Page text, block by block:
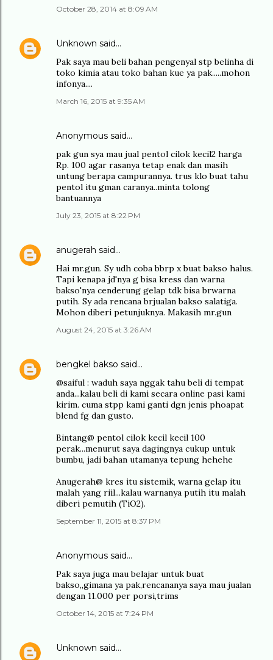
October 28, 2014 at 8:09 AM
Unknown said…
Pak saya mau beli bahan pengenyal stp belinha di
toko kimia atau toko bahan kue ya pak.....mohon
infonya....
March 16, 2015 at 9:35 AM
Anonymous said…
pak gun sya mau jual pentol cilok kecil2 harga
Rp. 100 agar rasanya tetap enak dan masih
untung berapa campurannya. trus klo buat tahu
pentol itu gman caranya..minta tolong
bantuannya
July 23, 2015 at 8:22 PM
anugerah said…
Hai mr.gun. Sy udh coba bbrp x buat bakso halus.
Tapi kenapa jd'nya g bisa kress dan warna
bakso'nya cenderung gelap tdk bisa brwarna
putih. Sy ada rencana brjualan bakso salatiga.
Mohon diberi petunjuknya. Makasih mr.gun
August 24, 2015 at 3:26 AM
bengkel bakso said…
@saiful : waduh saya nggak tahu beli di tempat
anda...kalau beli di kami secara online pasi kami
kirim. cuma stpp kami ganti dgn jenis phoapat
blend fg dan gusto.
Bintang@ pentol cilok kecil kecil 100
perak...menurut saya dagingnya cukup untuk
bumbu, jadi bahan utamanya tepung hehehe
Anugerah@ kres itu sistemik, warna gelap itu
malah yang riil...kalau warnanya putih itu malah
diberi pemutih (TiO2).
September 11, 2015 at 8:37 PM
Anonymous said…
Pak saya juga mau belajar untuk buat
bakso,,gimana ya pak,rencananya saya mau jualan
dengan 11.000 per porsi,trims
October 14, 2015 at 7:24 PM
Unknown said…